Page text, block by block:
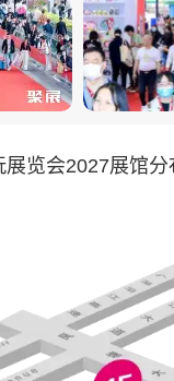
顺应市场潮流，
玩具、盲盒玩具、
1101亿元，复合
托中国占全球约
商，为企业拓展
电动塑胶玩具、积
，引领年度产品
：展会汇聚4M
、美猴王等文化IP
览会2027展馆分